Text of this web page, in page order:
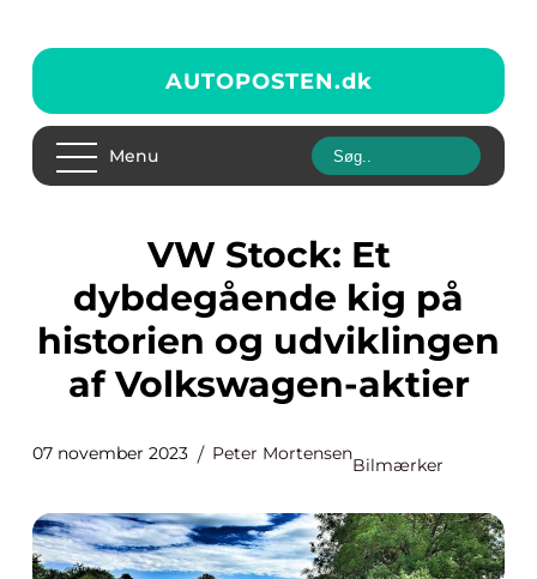
AUTOPOSTEN.dk
Menu
VW Stock: Et
dybdegående kig på
historien og udviklingen
af Volkswagen-aktier
07 november 2023 Peter Mortensen
Bilmærker